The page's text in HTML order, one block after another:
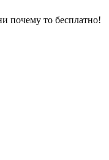
почему то бесплатно!